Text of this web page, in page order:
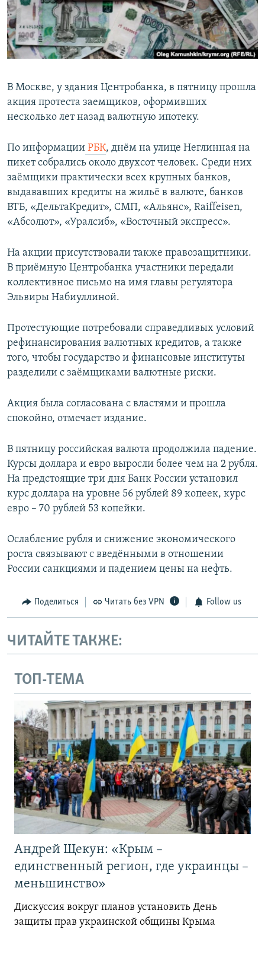
ПОБЕДИТЕЛЕЙ НЕ СУДЯТ?
КРЫМ.НЕПОКОРЕННЫЙ
ELIFBE
ПРИСОЕДИНЯЙТЕСЬ!
Все сайты RFE/RL
В Москве, у здания Центробанка, в пятницу прошла
акция протеста заемщиков, оформивших
несколько лет назад валютную ипотеку.
По информации РБК, днём на улице Неглинная на
пикет собрались около двухсот человек. Среди них
заёмщики практически всех крупных банков,
выдававших кредиты на жильё в валюте, банков
ВТБ, «ДельтаКредит», СМП, «Альянс», Raiffeisen,
«Абсолют», «Уралсиб», «Восточный экспресс».
На акции присутствовали также правозащитники.
В приёмную Центробанка участники передали
коллективное письмо на имя главы регулятора
Эльвиры Набиуллиной.
Протестующие потребовали справедливых условий
рефинансирования валютных кредитов, а также
того, чтобы государство и финансовые институты
разделили с заёмщиками валютные риски.
Акция была согласована с властями и прошла
спокойно, отмечает издание.
В пятницу российская валюта продолжила падение.
Курсы доллара и евро выросли более чем на 2 рубля.
На предстоящие три дня Банк России установил
курс доллара на уровне 56 рублей 89 копеек, курс
евро – 70 рублей 53 копейки.
Ослабление рубля и снижение экономического
роста связывают с введёнными в отношении
России санкциями и падением цены на нефть.
Поделиться Читать без VPN Follow us
ЧИТАЙТЕ ТАКЖЕ:
ТОП-ТЕМА
Андрей Щекун: «Крым –
единственный регион, где украинцы –
меньшинство»
Дискуссия вокруг планов установить День
защиты прав украинской общины Крыма